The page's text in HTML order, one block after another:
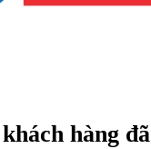
hàng